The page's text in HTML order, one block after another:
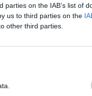
on the IAB’s list of
us to third parties on the
other third parties.
φίλους
κενά
των